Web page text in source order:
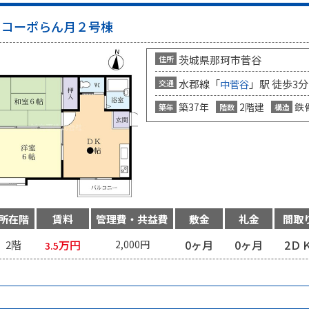
コーポらん月２号棟
住所 茨城県那珂市菅谷
交通 水郡線「中菅谷 」駅 徒歩3分
築年 築37年 階数 2階建 構造 鉄
在階 賃料 管理費・共益費 敷金 礼金
間取
2階
3.5万円 2,000円 0ヶ月 0ヶ月 2Ｄ